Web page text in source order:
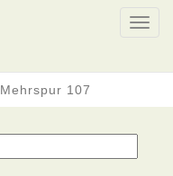
Mehrspur 107